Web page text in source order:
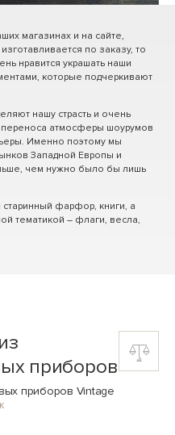
магазинах и на сайте,
по заказу, то
нравится украшать наши
которые подчеркивают
нашу страсть и очень
атмосферы шоурумов
Именно поэтому мы
Западной Европы и
чем нужно было бы лишь
фарфор, книги, а
тематикой – флаги, весла,
приборов
приборов Vintage